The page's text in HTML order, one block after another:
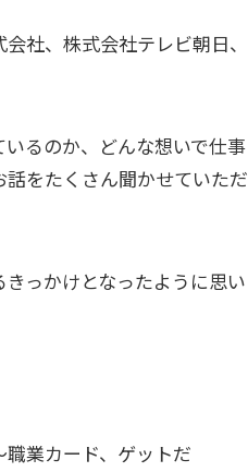
社、株式会社テレビ朝日、
るのか、どんな想いで仕事
をたくさん聞かせていただ
っかけとなったように思い
業カード、ゲットだ